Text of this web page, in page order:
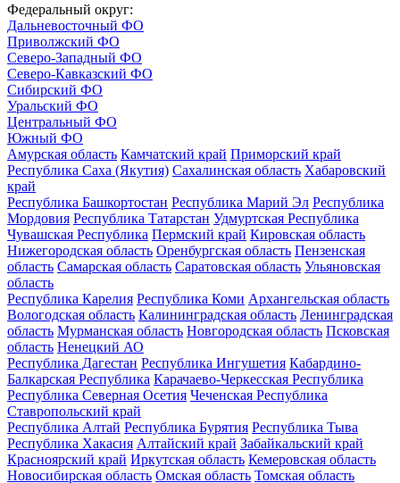
Федеральный округ:
Дальневосточный ФО
Приволжский ФО
Северо-Западный ФО
Северо-Кавказский ФО
Сибирский ФО
Уральский ФО
Центральный ФО
Южный ФО
Амурская область Камчатский край Приморский край
Республика Саха (Якутия) Сахалинская область Хабаровский
край
Республика Башкортостан Республика Марий Эл Республика
Мордовия Республика Татарстан Удмуртская Республика
Чувашская Республика Пермский край Кировская область
Нижегородская область Оренбургская область Пензенская
область Самарская область Саратовская область Ульяновская
область
Республика Карелия Республика Коми Архангельская область
Вологодская область Калининградская область Ленинградская
область Мурманская область Новгородская область Псковская
область Ненецкий АО
Республика Дагестан Республика Ингушетия Кабардино-
Балкарская Республика Карачаево-Черкесская Республика
Республика Северная Осетия Чеченская Республика
Ставропольский край
Республика Алтай Республика Бурятия Республика Тыва
Республика Хакасия Алтайский край Забайкальский край
Красноярский край Иркутская область Кемеровская область
Новосибирская область Омская область Томская область